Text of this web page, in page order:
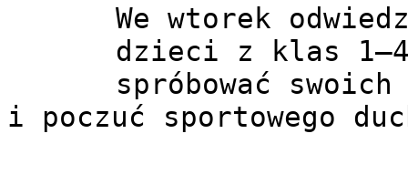
We wtorek
dzieci z klas
spróbować
i poczuć sportowego